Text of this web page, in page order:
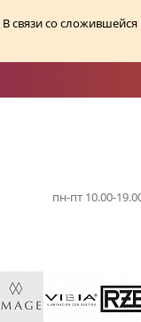
В связи со
пн-пт 10.00-